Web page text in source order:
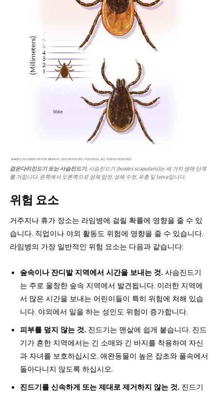
검은다리진드기 또는 사슴진드기. 사슴진드기 (Ixodes scapularis)는 세 가지 생애 단계
를 거칩니다. 왼쪽에서 오른쪽으로 성체 암컷, 성체 수컷, 유충 및 larva입니다.
위험 요소
거주지나 휴가 장소는 라임병에 걸릴 확률에 영향을 줄 수 있
습니다. 직업이나 야외 활동도 위험에 영향을 줄 수 있습니다.
라임병의 가장 일반적인 위험 요소는 다음과 같습니다:
숲속이나 잔디밭 지역에서 시간을 보내는 것. 사슴진드기
는 주로 울창한 숲속 지역에서 발견됩니다. 이러한 지역에
서 많은 시간을 보내는 어린이들이 특히 위험에 처해 있습
니다. 야외에서 일을 하는 성인도 위험이 증가합니다.
피부를 덮지 않는 것. 진드기는 맨살에 쉽게 붙습니다. 진드
기가 흔한 지역에서는 긴 소매와 긴 바지를 착용하여 자신
과 자녀를 보호하십시오. 애완동물이 높은 잡초와 풀속에서
돌아다니지 않도록 하십시오.
진드기를 신속하게 또는 제대로 제거하지 않는 것. 진드기